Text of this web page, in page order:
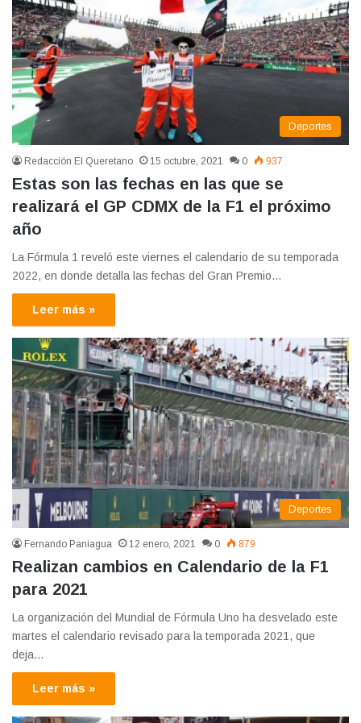
Deportes
Redacción El Queretano 15 octubre, 2021 0 937
Estas son las fechas en las que se
realizará el GP CDMX de la F1 el próximo
año
La Fórmula 1 reveló este viernes el calendario de su temporada
2022, en donde detalla las fechas del Gran Premio…
Leer más »
Deportes
Fernando Paniagua 12 enero, 2021 0 879
Realizan cambios en Calendario de la F1
para 2021
La organización del Mundial de Fórmula Uno ha desvelado este
martes el calendario revisado para la temporada 2021, que
deja…
Leer más »